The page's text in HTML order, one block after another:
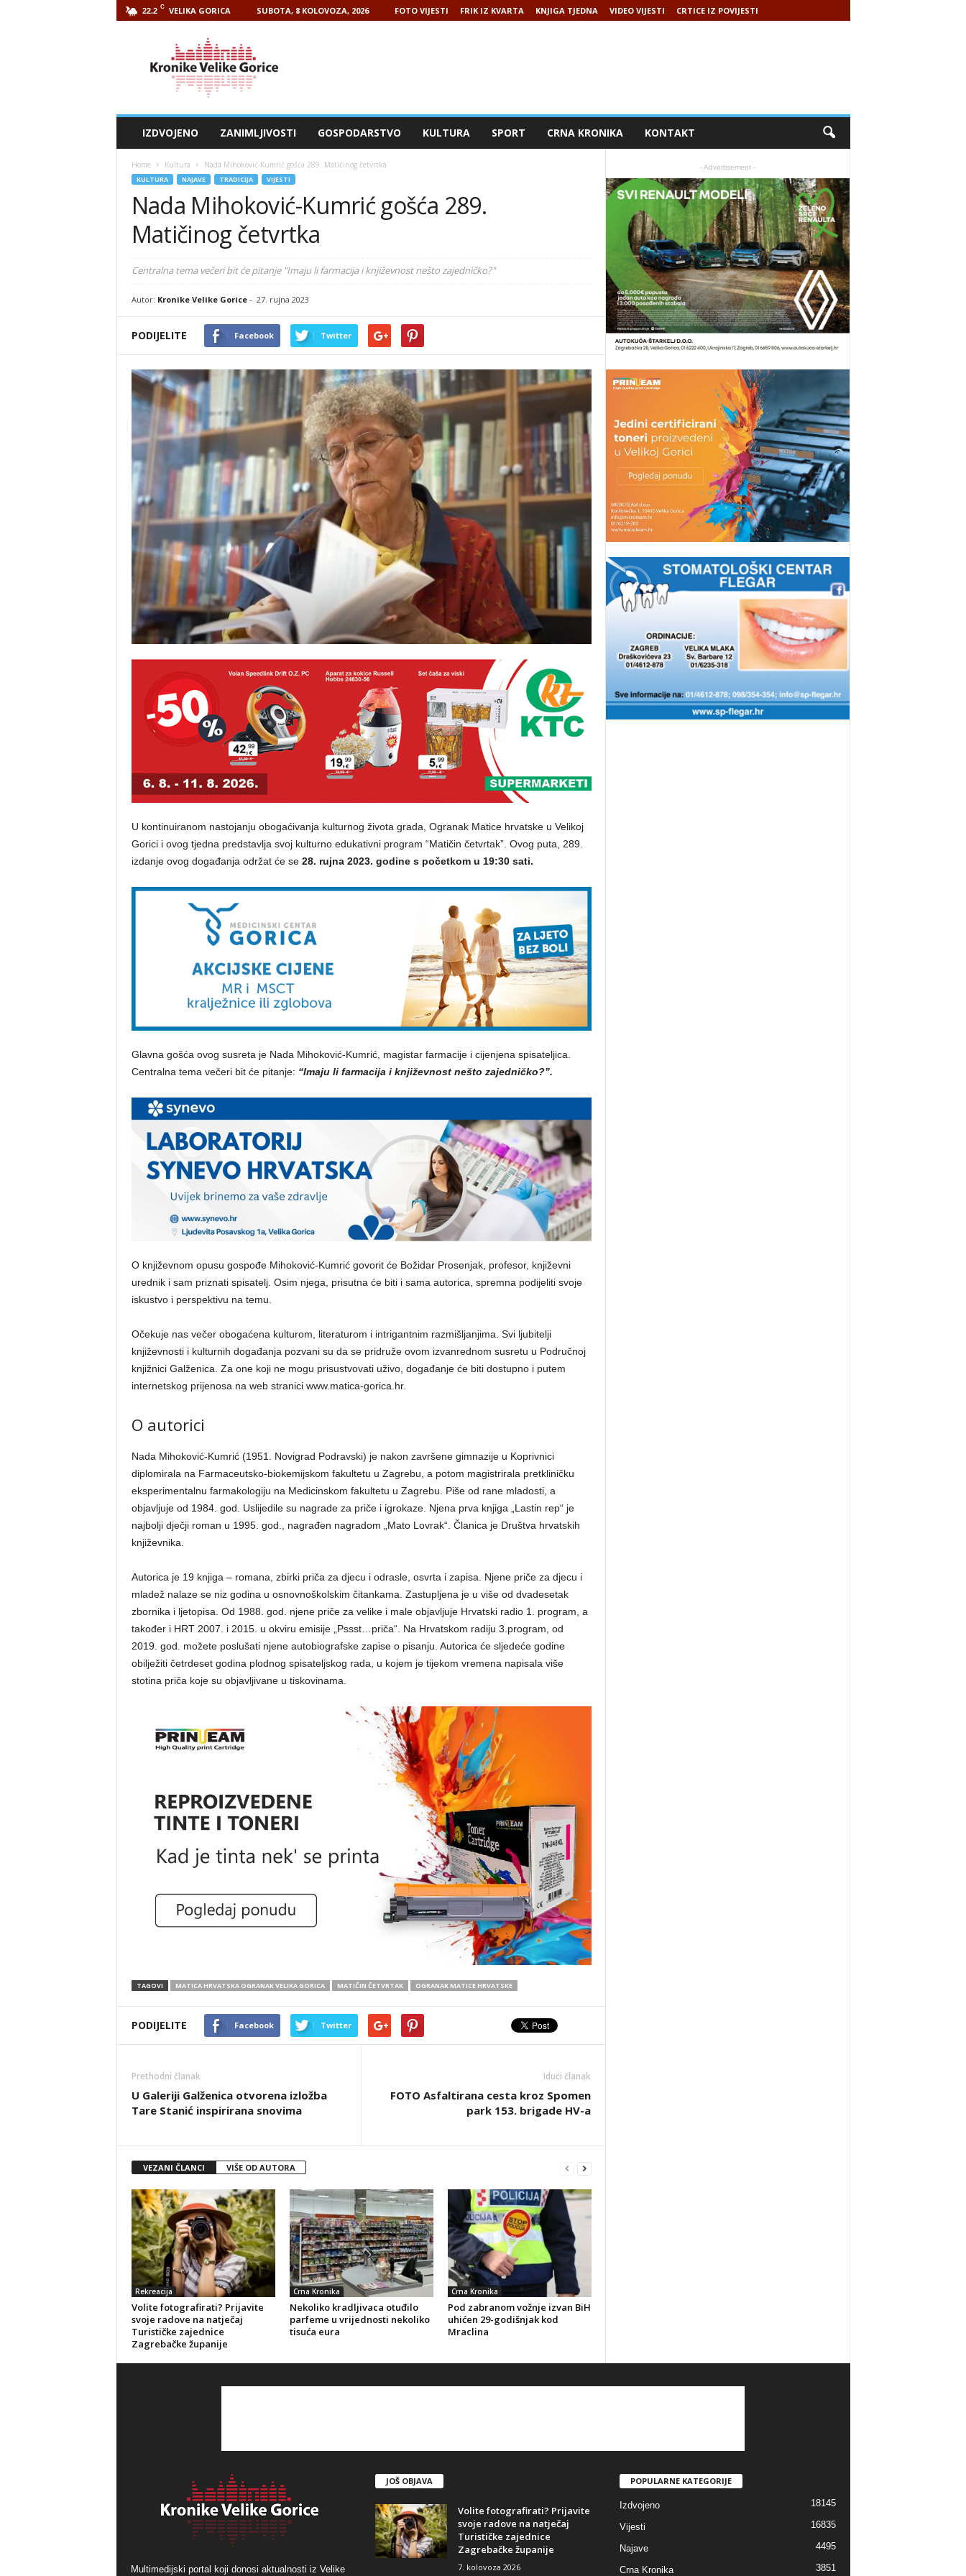
22.2 C VELIKA GORICA SUBOTA, 8 KOLOVOZA, 2026 FOTO VIJESTI FRIK IZ KVARTA KNJIGA TJEDNA VIDEO VIJESTI CRTICE IZ POVIJESTI
IZDVOJENO ZANIMLJIVOSTI GOSPODARSTVO KULTURA SPORT CRNA KRONIKA KONTAKT
Home Kultura Nada Mihoković-Kumrić gošća 289. Matičinog četvrtka
KULTURA NAJAVE TRADICIJA VIJESTI
Nada Mihoković-Kumrić gošća 289.
Matičinog četvrtka
Centralna tema večeri bit će pitanje "Imaju li farmacija i književnost nešto zajedničko?"
Autor: Kronike Velike Gorice- 27. rujna 2023
PODIJELITE Facebook Twitter
U kontinuiranom nastojanju obogaćivanja kulturnog života grada, Ogranak Matice hrvatske u Velikoj
Gorici i ovog tjedna predstavlja svoj kulturno edukativni program “Matičin četvrtak”. Ovog puta, 289.
izdanje ovog događanja održat će se 28. rujna 2023. godine s početkom u 19:30 sati.
Glavna gošća ovog susreta je Nada Mihoković-Kumrić, magistar farmacije i cijenjena spisateljica.
Centralna tema večeri bit će pitanje: “Imaju li farmacija i književnost nešto zajedničko?”.
O književnom opusu gospođe Mihoković-Kumrić govorit će Božidar Prosenjak, profesor, književni
urednik i sam priznati spisatelj. Osim njega, prisutna će biti i sama autorica, spremna podijeliti svoje
iskustvo i perspektivu na temu.
Očekuje nas večer obogaćena kulturom, literaturom i intrigantnim razmišljanjima. Svi ljubitelji
književnosti i kulturnih događanja pozvani su da se pridruže ovom izvanrednom susretu u Područnoj
knjižnici Galženica. Za one koji ne mogu prisustvovati uživo, događanje će biti dostupno i putem
internetskog prijenosa na web stranici www.matica-gorica.hr.
O autorici
Nada Mihoković-Kumrić (1951. Novigrad Podravski) je nakon završene gimnazije u Koprivnici
diplomirala na Farmaceutsko-biokemijskom fakultetu u Zagrebu, a potom magistrirala pretkliničku
eksperimentalnu farmakologiju na Medicinskom fakultetu u Zagrebu. Piše od rane mladosti, a
objavljuje od 1984. god. Uslijedile su nagrade za priče i igrokaze. Njena prva knjiga „Lastin rep“ je
najbolji dječji roman u 1995. god., nagrađen nagradom „Mato Lovrak“. Članica je Društva hrvatskih
književnika.
Autorica je 19 knjiga – romana, zbirki priča za djecu i odrasle, osvrta i zapisa. Njene priče za djecu i
mladež nalaze se niz godina u osnovnoškolskim čitankama. Zastupljena je u više od dvadesetak
zbornika i ljetopisa. Od 1988. god. njene priče za velike i male objavljuje Hrvatski radio 1. program, a
također i HRT 2007. i 2015. u okviru emisije „Pssst…priča“. Na Hrvatskom radiju 3.program, od
2019. god. možete poslušati njene autobiografske zapise o pisanju. Autorica će sljedeće godine
obilježiti četrdeset godina plodnog spisateljskog rada, u kojem je tijekom vremena napisala više
stotina priča koje su objavljivane u tiskovinama.
TAGOVI MATICA HRVATSKA OGRANAK VELIKA GORICA MATIČIN ČETVRTAK OGRANAK MATICE HRVATSKE
PODIJELITE Facebook Twitter
Prethodni članak
U Galeriji Galženica otvorena izložba
Tare Stanić inspirirana snovima
Idući članak
FOTO Asfaltirana cesta kroz Spomen
park 153. brigade HV-a
VEZANI ČLANCI VIŠE OD AUTORA
Rekreacija
Volite fotografirati? Prijavite
svoje radove na natječaj
Turističke zajednice
Zagrebačke županije
Crna Kronika
Nekoliko kradljivaca otuđilo
parfeme u vrijednosti nekoliko
tisuća eura
Crna Kronika
Pod zabranom vožnje izvan BiH
uhićen 29-godišnjak kod
Mraclina
- Advertisement -
Multimedijski portal koji donosi aktualnosti iz Velike
JOŠ OBJAVA
Volite fotografirati? Prijavite
svoje radove na natječaj
Turističke zajednice
Zagrebačke županije
7. kolovoza 2026
POPULARNE KATEGORIJE
Izdvojeno 18145
Vijesti 16835
Najave 4495
Crna Kronika 3851